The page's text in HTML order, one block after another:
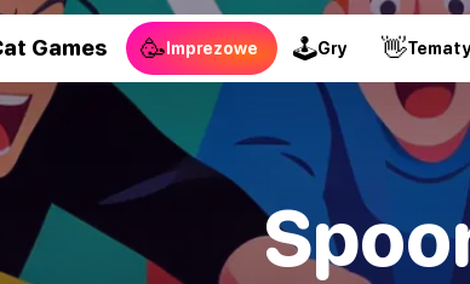
Games 🥳Imprezowe 🕹Gry 👋